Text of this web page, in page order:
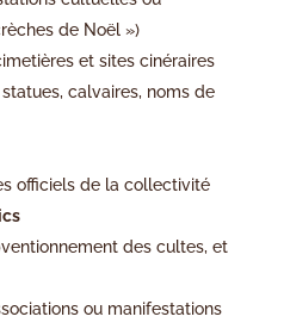
de Noël »)
et sites cinéraires
calvaires, noms de
officiels de la collectivité
des cultes, et
ou manifestations